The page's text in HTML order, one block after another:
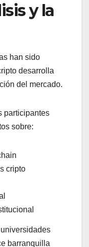
y la
han sido
desarrolla
del mercado.
participantes
sobre:
cripto